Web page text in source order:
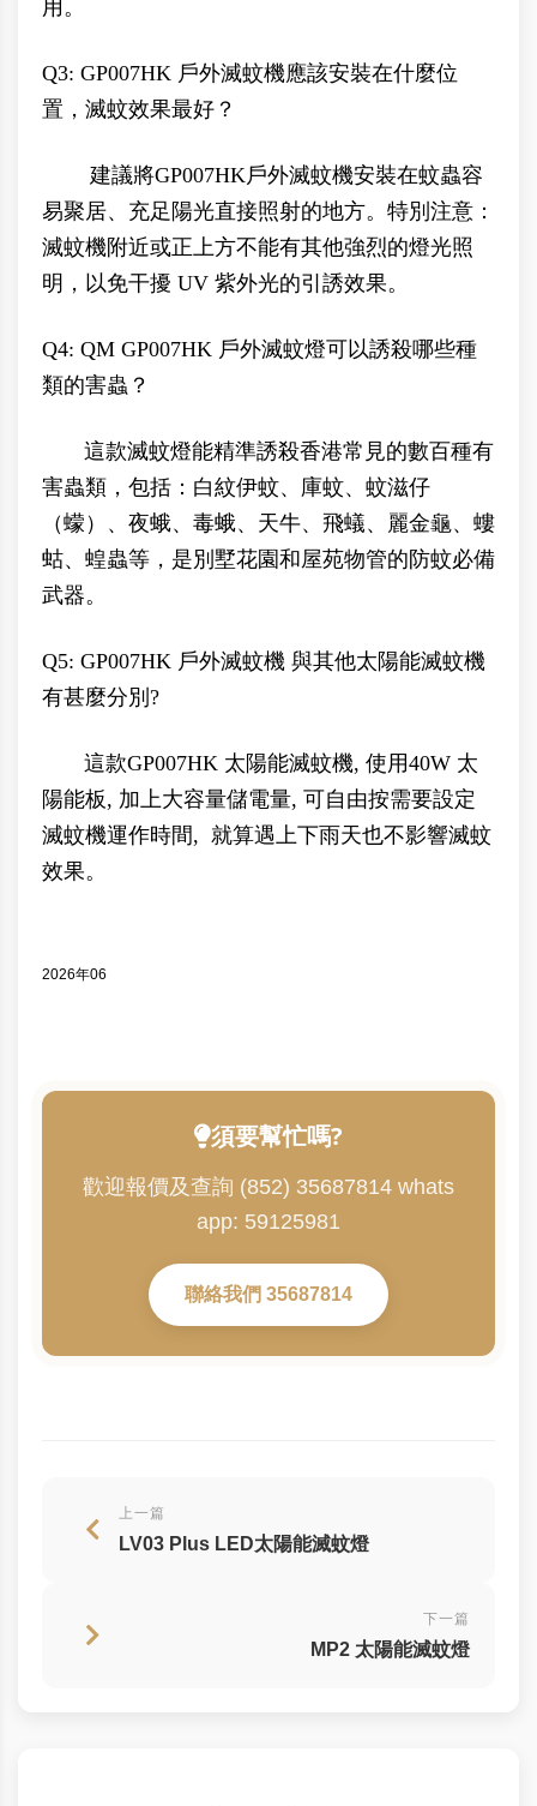
用。
Q3: GP007HK 戶外滅蚊機應該安裝在什麼位
置，滅蚊效果最好？
建議將GP007HK戶外滅蚊機安裝在蚊蟲容
易聚居、充足陽光直接照射的地方。特別注意：
滅蚊機附近或正上方不能有其他強烈的燈光照
明，以免干擾 UV 紫外光的引誘效果。
Q4: QM GP007HK 戶外滅蚊燈可以誘殺哪些種
類的害蟲？
這款滅蚊燈能精準誘殺香港常見的數百種有
害蟲類，包括：白紋伊蚊、庫蚊、蚊滋仔
（蠓）、夜蛾、毒蛾、天牛、飛蟻、麗金龜、螻
蛄、蝗蟲等，是別墅花園和屋苑物管的防蚊必備
武器。
Q5: GP007HK 戶外滅蚊機 與其他太陽能滅蚊機
有甚麼分別?
這款GP007HK 太陽能滅蚊機, 使用40W 太
陽能板, 加上大容量儲電量, 可自由按需要設定
滅蚊機運作時間, 就算遇上下雨天也不影響滅蚊
效果。
2026年06
須要幫忙嗎?
歡迎報價及查詢 (852) 35687814 whats
app: 59125981
聯絡我們 35687814
上一篇
LV03 Plus LED太陽能滅蚊燈
下一篇
MP2 太陽能滅蚊燈